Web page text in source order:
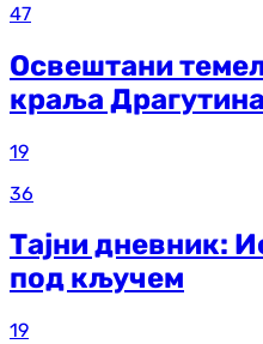
47
Освештани
краља
19
36
Тајни дневник:
под кључем
19